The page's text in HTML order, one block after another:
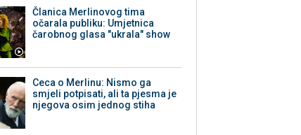
Članica Merlinovog tima
očarala publiku: Umjetnica
čarobnog glasa "ukrala" show
Ceca o Merlinu: Nismo ga
smjeli potpisati, ali ta pjesma je
njegova osim jednog stiha